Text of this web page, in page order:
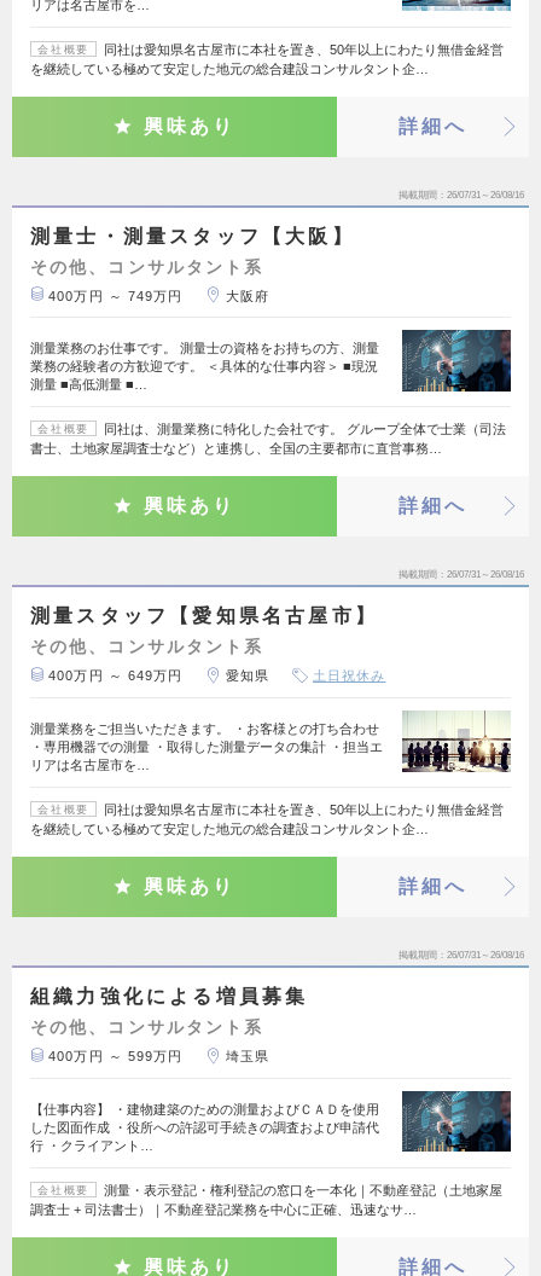
リアは名古屋市を…
会社概要
同社は愛知県名古屋市に本社を置き、50年以上にわたり無借金経営
を継続している極めて安定した地元の総合建設コンサルタント企…
興味あり 詳細へ
掲載期間 26/07/31～26/08/16
測量士・測量スタッフ【大阪】
その他、コンサルタント系
400万円 ～ 749万円 大阪府
測量業務のお仕事です。 測量士の資格をお持ちの方、測量
業務の経験者の方歓迎です。 ＜具体的な仕事内容＞ ■現況
測量 ■高低測量 ■…
会社概要
同社は、測量業務に特化した会社です。 グループ全体で士業（司法
書士、土地家屋調査士など）と連携し、全国の主要都市に直営事務…
興味あり 詳細へ
掲載期間 26/07/31～26/08/16
測量スタッフ【愛知県名古屋市】
その他、コンサルタント系
400万円 ～ 649万円 愛知県 土日祝休み
測量業務をご担当いただきます。 ・お客様との打ち合わせ
・専用機器での測量 ・取得した測量データの集計 ・担当エ
リアは名古屋市を…
会社概要
同社は愛知県名古屋市に本社を置き、50年以上にわたり無借金経営
を継続している極めて安定した地元の総合建設コンサルタント企…
興味あり 詳細へ
掲載期間 26/07/31～26/08/16
組織力強化による増員募集
その他、コンサルタント系
400万円 ～ 599万円 埼玉県
【仕事内容】 ・建物建築のための測量およびＣＡＤを使用
した図面作成 ・役所への許認可手続きの調査および申請代
行 ・クライアント…
会社概要
測量・表示登記・権利登記の窓口を一本化｜不動産登記（土地家屋
調査士 + 司法書士）｜不動産登記業務を中心に正確、迅速なサ…
興味あり 詳細へ